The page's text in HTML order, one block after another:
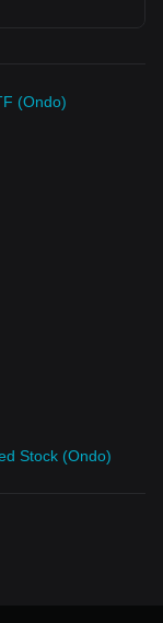
(Ondo)
Stock (Ondo)